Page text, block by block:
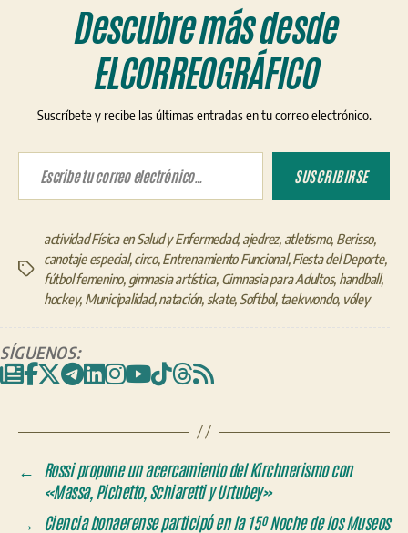
Descubre más desde
ELCORREOGRÁFICO
Suscríbete y recibe las últimas entradas en tu correo electrónico.
Escribe tu correo electrónico…
SUSCRIBIRSE
Etiquetas
actividad Física en Salud y Enfermedad,ajedrez, atletismo, Berisso,
canotaje especial,circo, Entrenamiento Funcional,Fiesta del Deporte,
fútbol femenino, gimnasia artística, Gimnasia para Adultos, handball,
hockey, Municipalidad,natación, skate, Softbol, taekwondo, vóley
SÍGUENOS:
←
Rossi propone un acercamiento del Kirchnerismo con
«Massa, Pichetto, Schiaretti y Urtubey»
→
Ciencia bonaerense participó en la 15º Noche de los Museos